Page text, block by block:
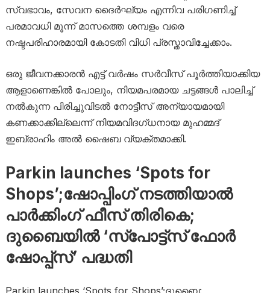
സ്വഭാവം, സേവന ദൈർഘ്യം എന്നിവ പരിഗണിച്ച്
പരമാവധി മൂന്ന് മാസത്തെ ശമ്പളം വരെ
നഷ്ടപരിഹാരമായി കോടതി വിധി പ്രസ്താവിച്ചേക്കാം.
ഒരു ജീവനക്കാരൻ എട്ട് വർഷം സർവീസ് പൂർത്തിയാക്കിയ
ആളാണെങ്കിൽ പോലും, നിയമപരമായ ചട്ടങ്ങൾ പാലിച്ച്
നൽകുന്ന പിരിച്ചുവിടൽ നോട്ടീസ് അന്യായമായി
കണക്കാക്കില്ലെന്ന് നിയമവിദഗ്ധനായ മുഹമ്മദ്
ഇബ്രാഹിം അൽ ഷൈബ വ്യക്തമാക്കി.
Parkin launches ‘Spots for
Shops’;ഷോപ്പിംഗ് നടത്തിയാൽ
പാർക്കിംഗ് ഫീസ് തിരികെ;
ദുബൈയിൽ ‘സ്പോട്ട്സ് ഫോർ
ഷോപ്പ്സ്’ പദ്ധതി
Parkin launches ‘Spots for Shops’;ദുബൈ: